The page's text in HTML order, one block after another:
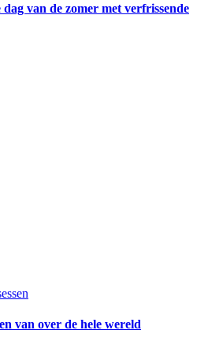
van de zomer met verfrissende
van over de hele wereld